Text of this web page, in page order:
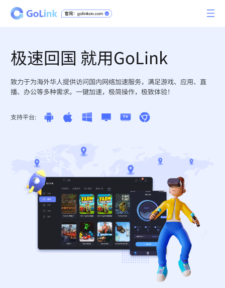
极速回国 就用GoLink
致力于为海外华人提供访问国内网络加速服务，满足游戏、应用、直
播、办公等多种需求。一键加速，极简操作，极致体验！
支持平台: